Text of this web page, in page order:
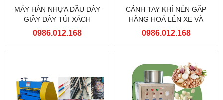
MÁY HÀN NHỰA ĐẦU DÂY
GIẦY DÂY TÚI XÁCH
0986.012.168
CÁNH TAY KHÍ NÉN GẮP
HÀNG HOÁ LÊN XE VÀ
PALLET
0986.012.168